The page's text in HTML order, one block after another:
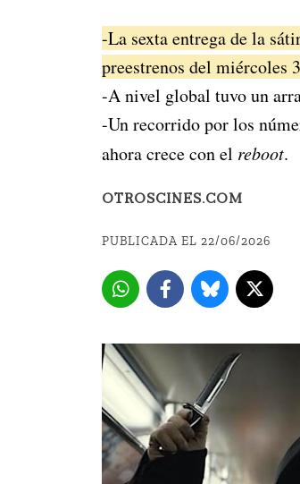
-La sexta entrega de la
preestrenos del miércoles
-A nivel global tuvo un
-Un recorrido por los
ahora crece con el reboot.
OTROSCINES.COM
PUBLICADA EL 22/06/2026